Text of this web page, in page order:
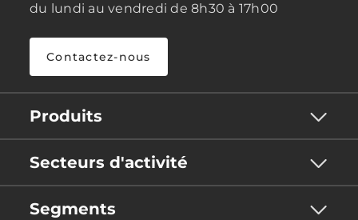
du lundi au vendredi de 8h30 à 17h00
Contactez-nous
Produits
Secteurs d'activité
Segments